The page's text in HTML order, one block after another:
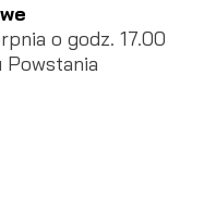
o godz. 17.00
Powstania